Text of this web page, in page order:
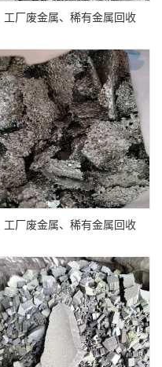
工厂废金属、稀有金属回收
工厂废金属、稀有金属回收